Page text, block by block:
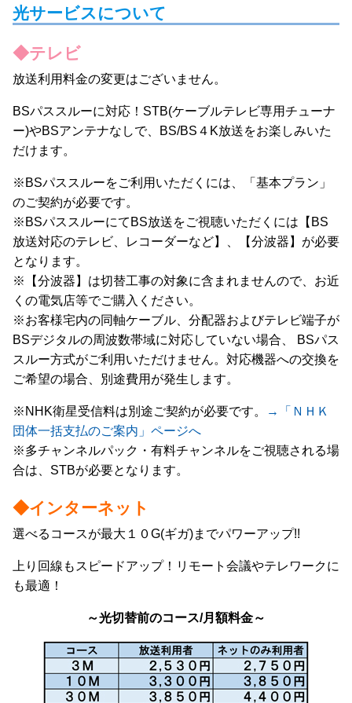
光サービスについて
◆テレビ
放送利用料金の変更はございません。
BSパススルーに対応！STB(ケーブルテレビ専用チューナ
ー)やBSアンテナなしで、BS/BS４K放送をお楽しみいた
だけます。
※BSパススルーをご利用いただくには、「基本プラン」
のご契約が必要です。
※BSパススルーにてBS放送をご視聴いただくには【BS
放送対応のテレビ、レコーダーなど】、【分波器】が必要
となります。
※【分波器】は切替工事の対象に含まれませんので、お近
くの電気店等でご購入ください。
※お客様宅内の同軸ケーブル、分配器およびテレビ端子が
BSデジタルの周波数帯域に対応していない場合、 BSパス
スルー方式がご利用いただけません。対応機器への交換を
ご希望の場合、別途費用が発生します。
※NHK衛星受信料は別途ご契約が必要です。
→「ＮＨＫ
団体一括支払のご案内」ページへ
※多チャンネルパック・有料チャンネルをご視聴される場
合は、STBが必要となります。
◆インターネット
選べるコースが最大１０G(ギガ)までパワーアップ!!
上り回線もスピードアップ！リモート会議やテレワークに
も最適！
～光切替前のコース/月額料金～